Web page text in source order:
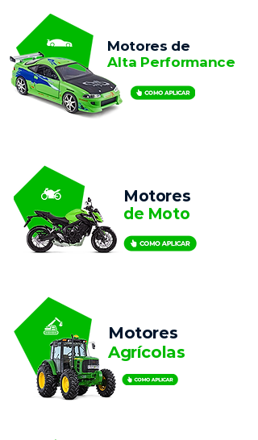
Motores de
Alta Performance
Motores
de Moto
Motores
Agrícolas